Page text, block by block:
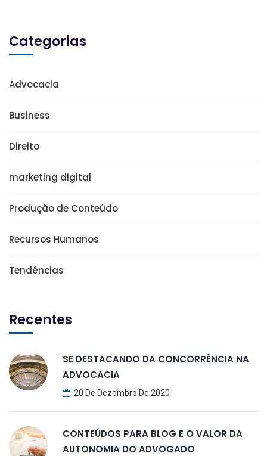
Categorias
Advocacia
Business
Direito
marketing digital
Produção de Conteúdo
Recursos Humanos
Tendências
Recentes
SE DESTACANDO DA CONCORRÊNCIA NA
ADVOCACIA
20 De Dezembro De 2020
CONTEÚDOS PARA BLOG E O VALOR DA
AUTONOMIA DO ADVOGADO